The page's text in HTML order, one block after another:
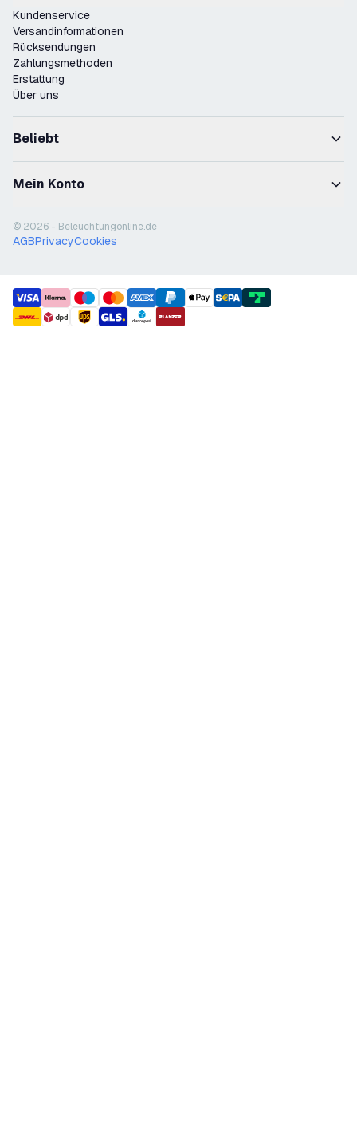
Kundenservice
Versandinformationen
Rücksendungen
Zahlungsmethoden
Erstattung
Über uns
Beliebt
Mein Konto
© 2026 - Beleuchtungonline.de
AGBPrivacyCookies
payment methods
shipment methods